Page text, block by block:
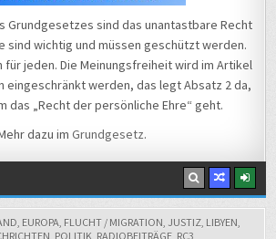
Grundgesetzes sind das unantastbare Recht
sind wichtig und müssen geschützt werden.
für jeden. Die Meinungsfreiheit wird im Artikel
eingeschränkt werden, das legt Absatz 2 da,
das „Recht der persönliche Ehre“ geht.
dazu im Grundgesetz.
, EUROPA, FLUCHT / MIGRATION, JUSTIZ, LIBYEN,
, POLITIK, RADIOBEITRÄGE, RC3